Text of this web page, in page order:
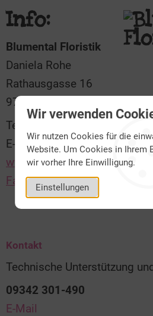
Wir verwenden
Wir nutzen Cookies für die
Website. Um Cookies in Ihrem
wir vorher Ihre Einwilligung.
Einstellungen
Info:
Blumental Floristik
Daniela Rohe
Rathausgasse 16
97877 Wertheim
Telefon: 09342 39916
E-Mail:blumental-
www.blumental-floristik.de
Facebook
Kontakt
Technische Unterstützung
09342 301-490
E-Mail